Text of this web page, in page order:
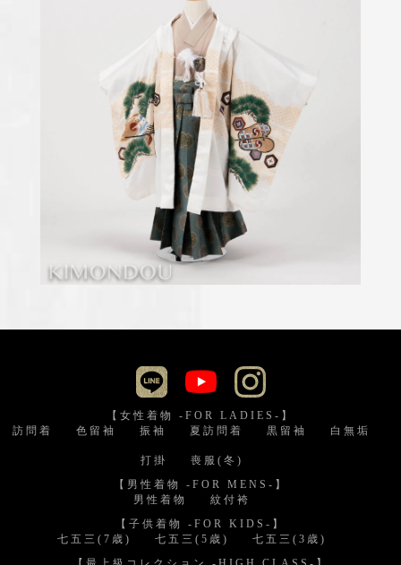
【女性着物 -FOR LADIES-】
訪問着
色留袖 振袖 夏訪問着 黒留袖 白無垢
打掛
喪服(冬)
【男性着物 -FOR MENS-】
男性着物
紋付袴
【子供着物 -FOR KIDS-】
七五三(7歳)
七五三(5歳)
七五三(3歳)